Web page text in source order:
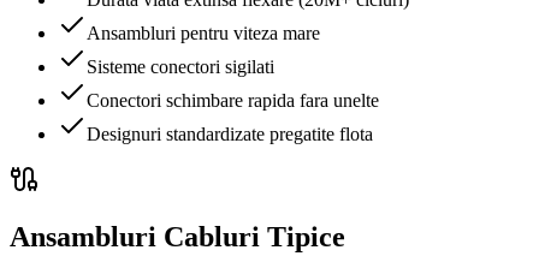
Ansambluri pentru viteza mare
Sisteme conectori sigilati
Conectori schimbare rapida fara unelte
Designuri standardizate pregatite flota
Ansambluri Cabluri Tipice